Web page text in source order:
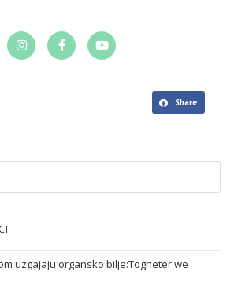
Share
uzgajaju organsko bilje:Togheter we